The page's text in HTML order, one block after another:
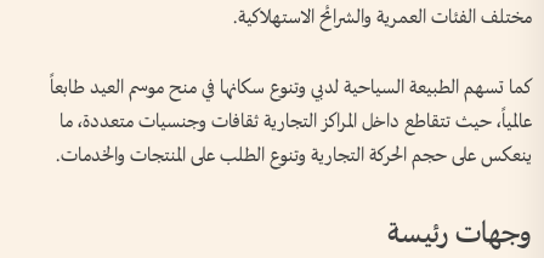
مختلف الفئات العمرية والشرائح الاستهلاكية.
كما تسهم الطبيعة السياحية لدبي وتنوع سكانها في منح موسم العيد طابعاً
عالمياً، حيث تتقاطع داخل المراكز التجارية ثقافات وجنسيات متعددة، ما
ينعكس على حجم الحركة التجارية وتنوع الطلب على المنتجات والخدمات.
وجهات رئيسة